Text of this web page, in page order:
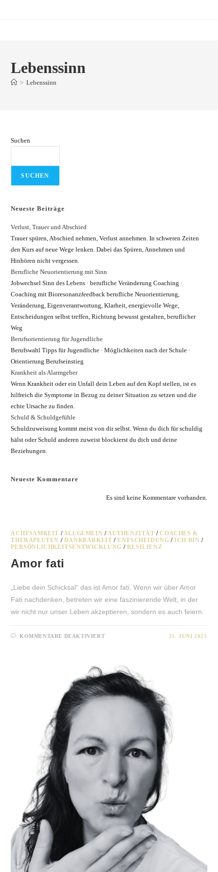
Lebenssinn
> Lebenssinn
Suchen
SUCHEN
Neueste Beiträge
Verlust, Trauer und Abschied
Trauer spüren, Abschied nehmen, Verlust annehmen. In schweren Zeiten
den Kurs auf neue Wege lenken. Dabei das Spüren, Annehmen und
Hinhören nicht vergessen.
Berufliche Neuorientierung mit Sinn
Jobwechsel Sinn des Lebens · berufliche Veränderung Coaching ·
Coaching mit Bioresonanzfeedback berufliche Neuorientierung,
Veränderung, Eigenverantwortung, Klarheit, energievolle Wege,
Entscheidungen selbst treffen, Richtung bewusst gestalten, beruflicher
Weg
Berufsorientierung für Jugendliche
Berufswahl Tipps für Jugendliche · Möglichkeiten nach der Schule ·
Orientierung Berufseinstieg
Krankheit als Alarmgeber
Wenn Krankheit oder ein Unfall dein Leben auf den Kopf stellen, ist es
hilfreich die Symptome in Bezug zu deiner Situation zu setzen und die
echte Ursache zu finden.
Schuld & Schuldgefühle
Schuldzuweisung kommt meist von dir selbst. Wenn du dich für schuldig
hälst oder Schuld anderen zuweist blockierst du dich und deine
Beziehungen.
Neueste Kommentare
Es sind keine Kommentare vorhanden.
ACHTSAMKEIT /ALLGEMEIN /AUTHENZITÄT /COACHES &
THERAPEUTEN / DANKBARKEIT /ENTSCHEIDUNG /ICH BIN /
PERSÖNLICHKEITSENTWICKLUNG / RESILIENZ
Amor fati
„Liebe dein Schicksal“ das ist Amor fati. Wenn wir über Amor
Fati nachdenken, betreten wir eine faszinierende Welt, in der
wir nicht nur unser Leben akzeptieren, sondern es auch feiern.
KOMMENTARE DEAKTIVIERTFÜR
25. JUNI 2025